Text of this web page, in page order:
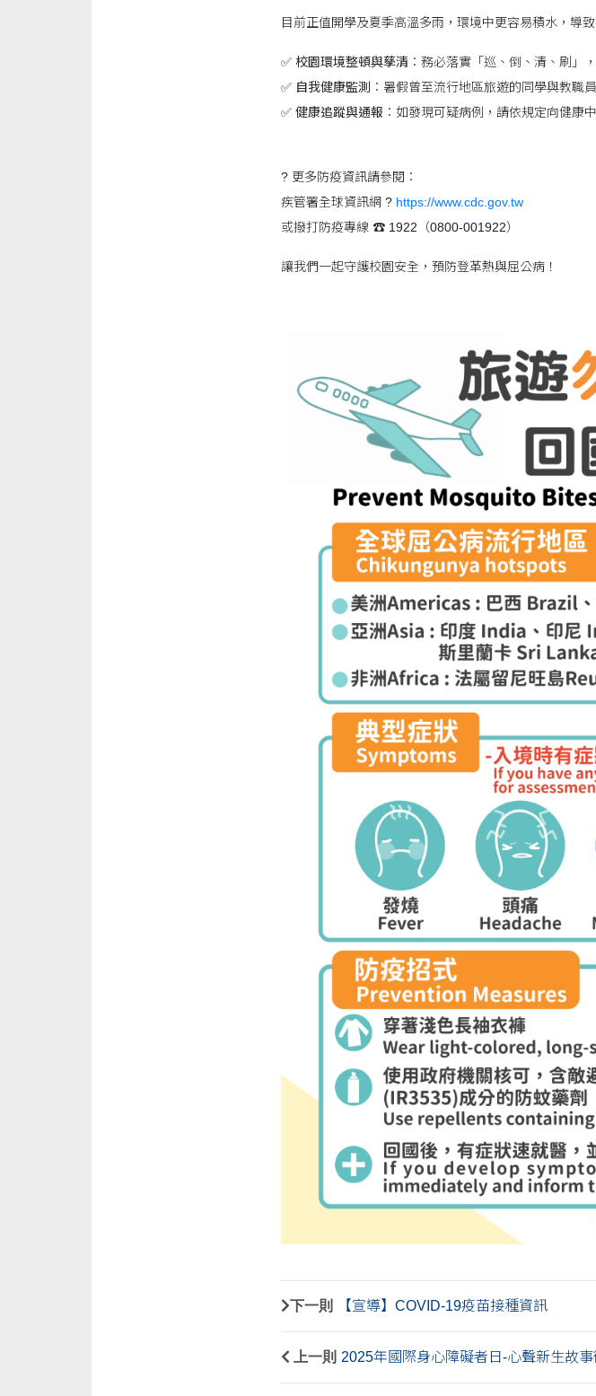
目前正值開學及夏季高溫多雨，環境中更容易積水，導
✅ 校園環境整頓與孳清 ：務必落實「巡、倒、清、刷」
✅ 自我健康監測
：暑假曾至流行地區旅遊的同學與教職
✅ 健康追蹤與通報 ：如發現可疑病例，請依規定向健康
? 更多防疫資訊請參閱：
疾管署全球資訊網 ? https://www.cdc.gov.tw
或撥打防疫專線 ☎️ 1922（0800-001922）
讓我們一起守護校園安全，預防登革熱與屈公病！
下一則 【宣導】COVID-19疫苗接種資訊
上一則 2025年國際身心障礙者日-心聲新生故